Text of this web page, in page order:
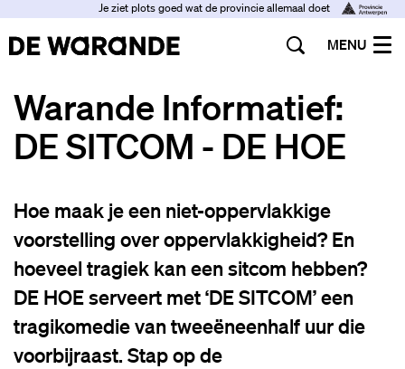
Je ziet plots goed wat de provincie allemaal doet
MENU
Warande Informatief:
DE SITCOM - DE HOE
Hoe maak je een niet-oppervlakkige
voorstelling over oppervlakkigheid? En
hoeveel tragiek kan een sitcom hebben?
DE HOE serveert met ‘DE SITCOM’ een
tragikomedie van tweeëneenhalf uur die
voorbijraast. Stap op de